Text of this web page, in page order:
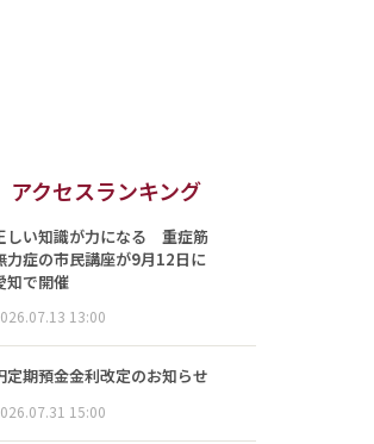
アクセスランキング
しい知識が力になる 重症筋
力症の市民講座が9月12日に
知で開催
13:00
定期預金金利改定のお知らせ
15:00